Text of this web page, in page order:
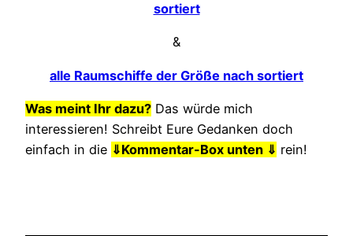
sortiert
&
alle Raumschiffe der Größe nach sortiert
Was meint Ihr dazu? Das würde mich
interessieren! Schreibt Eure Gedanken doch
einfach in die ⇓Kommentar-Box unten ⇓ rein!